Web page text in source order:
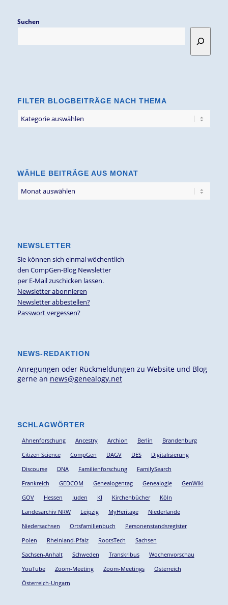
Suchen
FILTER BLOGBEITRÄGE NACH THEMA
Blogbeiträge
WÄHLE BEITRÄGE AUS MONAT
NEWSLETTER
Sie können sich einmal wöchentlich
den CompGen-Blog Newsletter
per E-Mail zuschicken lassen.
Newsletter abonnieren
Newsletter abbestellen?
Passwort vergessen?
NEWS-REDAKTION
Anregungen oder Rückmeldungen zu Website und Blog
gerne an news@genealogy.net
SCHLAGWÖRTER
Ahnenforschung Ancestry Archion Berlin
Brandenburg
Citizen Science
CompGen DAGV DES
Digitalisierung
Discourse
DNA Familienforschung
FamilySearch
Frankreich
GEDCOM Genealogentag Genealogie
GenWiki
GOV
Hessen Juden KI Kirchenbücher
Köln
Landesarchiv NRW
Leipzig MyHeritage
Niederlande
Niedersachsen
Ortsfamilienbuch
Personenstandsregister
Polen
Rheinland-Pfalz RootsTech
Sachsen
Sachsen-Anhalt
Schweden Transkribus
Wochenvorschau
YouTube
Zoom-Meeting Zoom-Meetings
Österreich
Österreich-Ungarn